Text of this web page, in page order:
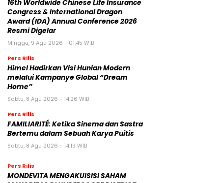
16th Worldwide Chinese Life Insurance
Congress & International Dragon
Award (IDA) Annual Conference 2026
Resmi Digelar
Minggu, 9 Agu 2026 - 01:45 WIB
Pers Rilis
Himel Hadirkan Visi Hunian Modern
melalui Kampanye Global “Dream
Home”
Sabtu, 8 Agu 2026 - 14:26 WIB
Pers Rilis
FAMILIARITÉ: Ketika Sinema dan Sastra
Bertemu dalam Sebuah Karya Puitis
Sabtu, 8 Agu 2026 - 14:19 WIB
Pers Rilis
MONDEVITA MENGAKUISISI SAHAM